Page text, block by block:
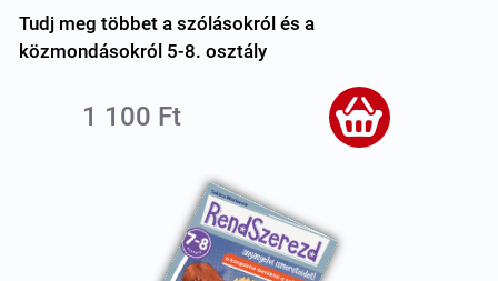
Tudj meg többet a szólásokról és a
közmondásokról 5-8. osztály
1 100 Ft